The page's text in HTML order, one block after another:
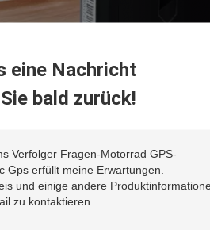
eine Nachricht
bald zurück!
ist 30 Sekunden,